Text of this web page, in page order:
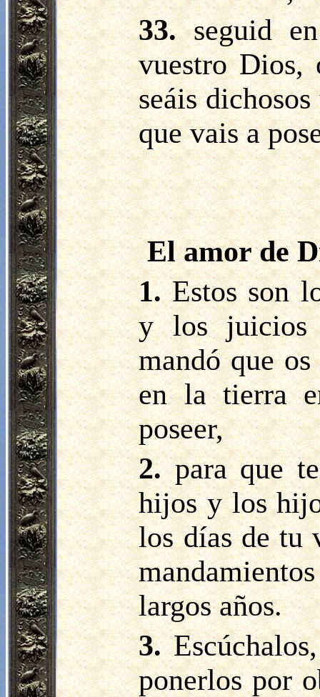
33.seguid
vuestro Dios,
seáis
que vais a
El amor de
1.Estos son
y los juicios
mandó que
en la tierra
poseer,
2.para que
hijos y los
los días de tu
largos años.
3.
ponerlos por